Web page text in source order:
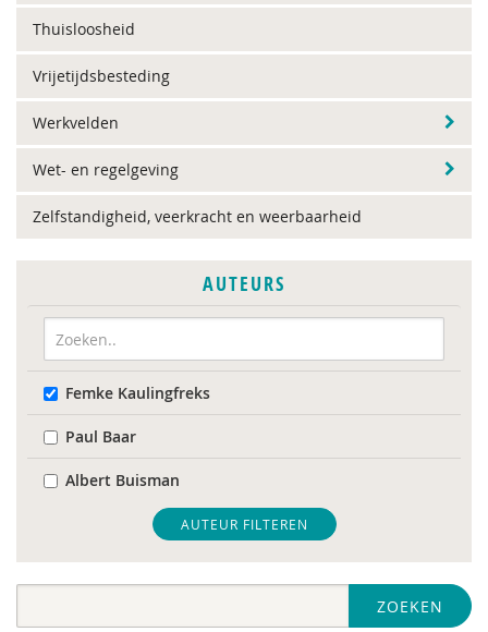
Thuisloosheid
Vrijetijdsbesteding
Werkvelden
Wet- en regelgeving
Zelfstandigheid, veerkracht en weerbaarheid
AUTEURS
Femke Kaulingfreks
Paul Baar
Albert Buisman
AUTEUR FILTEREN
ZOEKEN